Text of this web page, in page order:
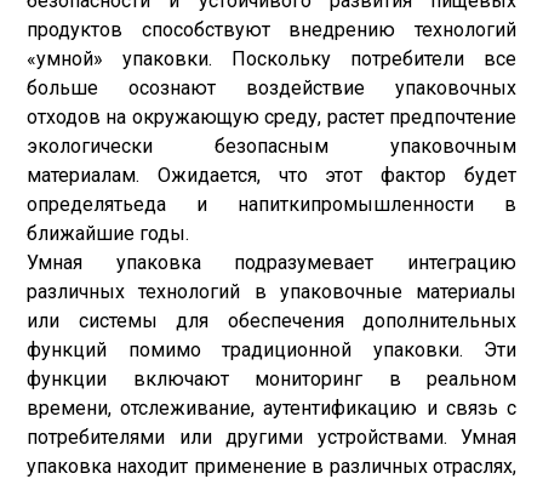
продуктов способствуют внедрению технологий
«умной» упаковки. Поскольку потребители все
больше осознают воздействие упаковочных
отходов на окружающую среду, растет предпочтение
экологически безопасным упаковочным
материалам. Ожидается, что этот фактор будет
определятьеда и напиткипромышленности в
ближайшие годы.
Умная упаковка подразумевает интеграцию
различных технологий в упаковочные материалы
или системы для обеспечения дополнительных
функций помимо традиционной упаковки. Эти
функции включают мониторинг в реальном
времени, отслеживание, аутентификацию и связь с
потребителями или другими устройствами. Умная
упаковка находит применение в различных отраслях,